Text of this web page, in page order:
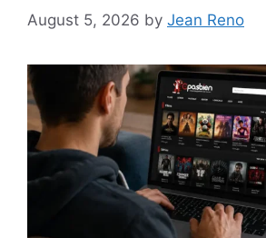
August 5, 2026 by Jean Reno